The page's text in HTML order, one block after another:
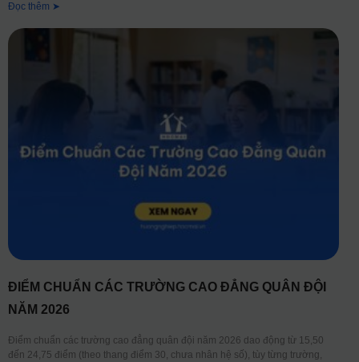
Đọc thêm ➤
ĐIỂM CHUẨN CÁC TRƯỜNG CAO ĐẲNG QUÂN ĐỘI
NĂM 2026
Điểm chuẩn các trường cao đẳng quân đội năm 2026 dao động từ 15,50
đến 24,75 điểm (theo thang điểm 30, chưa nhân hệ số), tùy từng trường,